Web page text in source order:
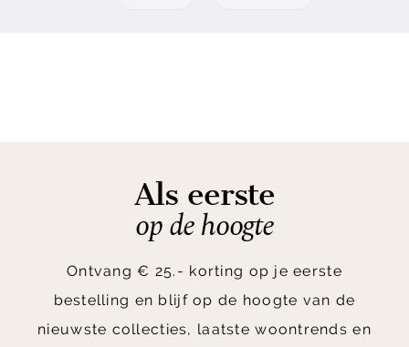
Als eerste
op de hoogte
Ontvang € 25.- korting op je eerste
bestelling en blijf op de hoogte van de
nieuwste collecties, laatste woontrends en